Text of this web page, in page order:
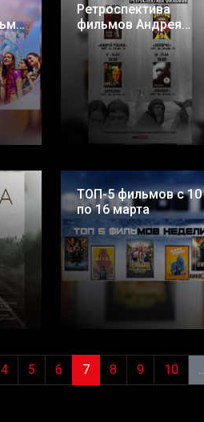
Ретроспектива
фильмов Андрея
Тарковского в
кинотеатре
«Ракета»
ТОП-5 фильмов с 10
по 16 марта
4 5 6 7 8 9 10 ...